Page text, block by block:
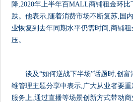
降,2020年上半年百MALL商铺租金环
跌。他表示,随着消费市场不断复苏,国
业恢复到去年同期水平仍需时间,商铺
压。
谈及“如何逆战下半场”话题时,创
维管理主题分享中表示,广大从业者要
服务上,通过直播等场景创新方式带动